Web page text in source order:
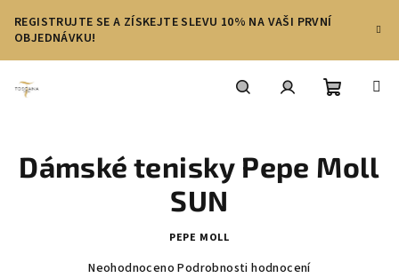
obsah
REGISTRUJTE SE A ZÍSKEJTE SLEVU 10% NA VAŠI PRVNÍ
OBJEDNÁVKU!
košík
Dámské tenisky Pepe Moll
SUN
PEPE MOLL
Neohodnoceno Podrobnosti hodnocení